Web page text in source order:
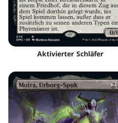
Aktivierter Schläfer